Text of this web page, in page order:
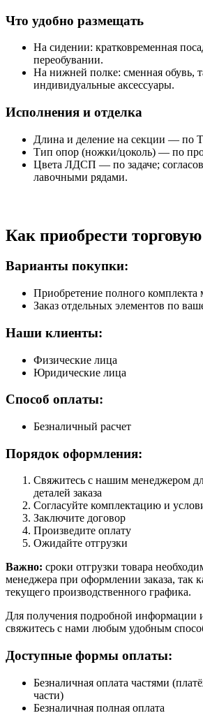
Что удобно размещать
На сидении: кратковременная
переобувании.
На нижней полке: сменная обувь,
индивидуальные аксессуары.
Исполнения и отделка
Длина и деление на секции — по
Тип опор (ножки/цоколь) — по
Цвета ЛДСП — по задаче;
лавочными рядами.
Как приобрести
Варианты покупки:
Приобретение полного комплекта
Заказ отдельных элементов по
Наши клиенты:
Физические лица
Юридические лица
Способ оплаты:
Безналичный расчет
Порядок оформления:
Свяжитесь с нашим менеджером
деталей заказа
Согласуйте комплектацию и
Заключите договор
Произведите оплату
Ожидайте отгрузки
Важно: сроки отгрузки товара
менеджера при оформлении заказа, так
текущего производственного графика.
Для получения подробной информации
свяжитесь с нами любым удобным
Доступные формы оплаты:
Безналичная оплата частями
части)
Безналичная полная оплата